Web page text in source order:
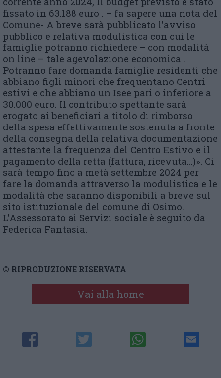
fissato in 63.188 euro . – fa sapere una nota del
Comune- A breve sarà pubblicato l’avviso
pubblico e relativa modulistica con cui le
famiglie potranno richiedere – con modalità
on line – tale agevolazione economica .
Potranno fare domanda famiglie residenti che
abbiano figli minori che frequentano Centri
estivi e che abbiano un Isee pari o inferiore a
30.000 euro. Il contributo spettante sarà
erogato ai beneficiari a titolo di rimborso
della spesa effettivamente sostenuta a fronte
della consegna della relativa documentazione
attestante la frequenza del Centro Estivo e il
pagamento della retta (fattura, ricevuta…)». Ci
sarà tempo fino a metà settembre 2024 per
fare la domanda attraverso la modulistica e le
modalità che saranno disponibili a breve sul
sito istituzionale del comune di Osimo.
L’Assessorato ai Servizi sociale è seguito da
Federica Fantasia.
© RIPRODUZIONE RISERVATA
Vai alla home